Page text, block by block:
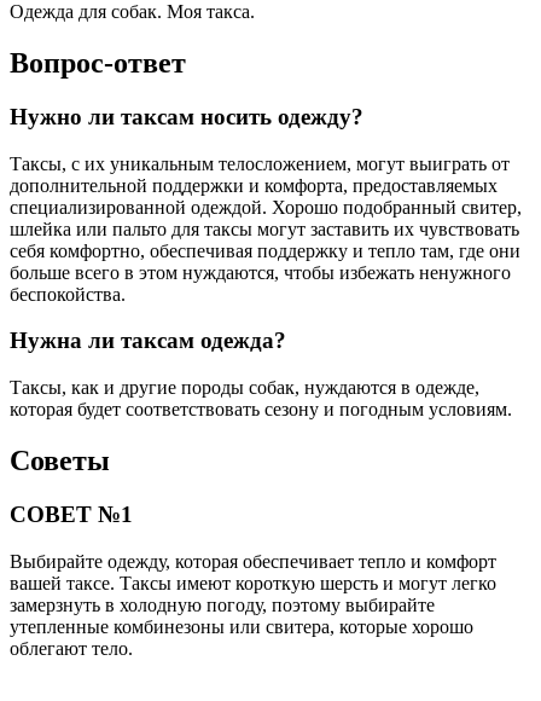
Одежда для собак. Моя такса.
Вопрос-ответ
Нужно ли таксам носить одежду?
Таксы, с их уникальным телосложением, могут выиграть от
дополнительной поддержки и комфорта, предоставляемых
специализированной одеждой. Хорошо подобранный свитер,
шлейка или пальто для таксы могут заставить их чувствовать
себя комфортно, обеспечивая поддержку и тепло там, где они
больше всего в этом нуждаются, чтобы избежать ненужного
беспокойства.
Нужна ли таксам одежда?
Таксы, как и другие породы собак, нуждаются в одежде,
которая будет соответствовать сезону и погодным условиям.
Советы
СОВЕТ №1
Выбирайте одежду, которая обеспечивает тепло и комфорт
вашей таксе. Таксы имеют короткую шерсть и могут легко
замерзнуть в холодную погоду, поэтому выбирайте
утепленные комбинезоны или свитера, которые хорошо
облегают тело.